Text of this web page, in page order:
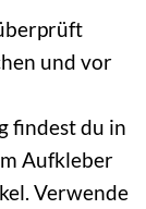
und vor
findest du in
Aufkleber
Verwende